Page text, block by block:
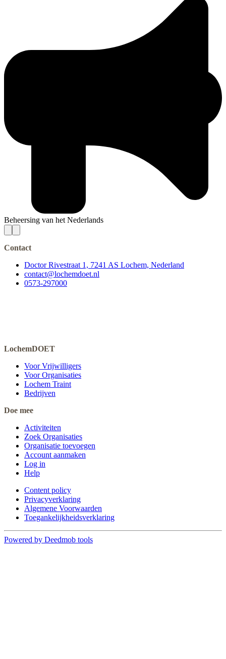
Beheersing van het Nederlands
Contact
Doctor Rivestraat 1, 7241 AS Lochem, Nederland
contact@lochemdoet.nl
0573-297000
LochemDOET
Voor Vrijwilligers
Voor Organisaties
Lochem Traint
Bedrijven
Doe mee
Activiteiten
Zoek Organisaties
Organisatie toevoegen
Account aanmaken
Log in
Help
Content policy
Privacyverklaring
Algemene Voorwaarden
Toegankelijkheidsverklaring
Powered by Deedmob tools